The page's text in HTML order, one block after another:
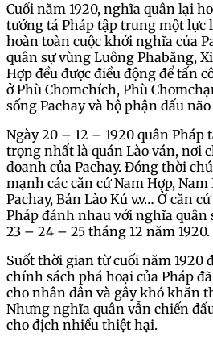
Cuối năm 1920, nghĩa quân lại
tướng tá Pháp tập trung một lực
hoàn toàn cuộc khởi nghĩa của
quân sự vùng Luông Phabăng,
Hợp đều được điều động để tấn
ở Phù Chomchích, Phù
sống Pachay và bộ phận đấu
Ngày 20 – 12 – 1920 quân Pháp
trọng nhất là quán Lào ván, nơi
doanh của Pachay. Đóng thời
mạnh các căn cứ Nam Hợp,
Pachay, Bản Lào Kú v.v… Ở căn
Pháp đánh nhau với nghĩa
23 – 24 – 25 tháng 12 năm 1920.
Suốt thời gian từ cuối năm 1920
chính sách phá hoại của Pháp
cho nhân dân và gây khó khăn
Nhưng nghĩa quân vẫn chiến
cho địch nhiều thiệt hại.